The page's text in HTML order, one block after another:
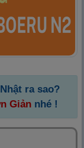
ra sao?
Giản nhé !